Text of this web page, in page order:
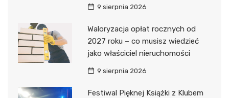
9 sierpnia 2026
Waloryzacja opłat rocznych od
2027 roku – co musisz wiedzieć
jako właściciel nieruchomości
9 sierpnia 2026
Festiwal Pięknej Książki z Klubem